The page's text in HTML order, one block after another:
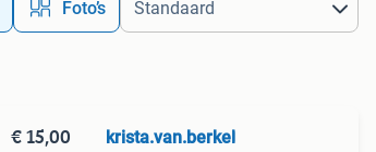
Foto’s
€ 15,00 krista.van.berkel